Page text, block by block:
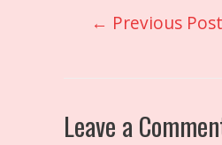
← Previous Post
Leave a